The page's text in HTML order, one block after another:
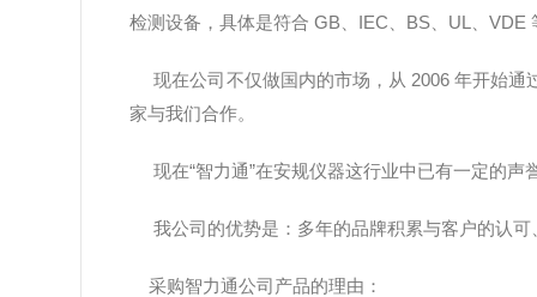
检测设备，具体是符合 GB、IEC、BS、UL、
现在公司不仅做国内的市场，从 2006 年开始通
家与我们合作。
现在“智力通”在安规仪器这行业中已有一定的声
我公司的优势是：多年的品牌积累与客户的认可
采购智力通公司产品的理由：